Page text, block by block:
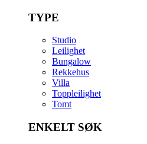
TYPE
Studio
Leilighet
Bungalow
Rekkehus
Villa
Toppleilighet
Tomt
ENKELT SØK